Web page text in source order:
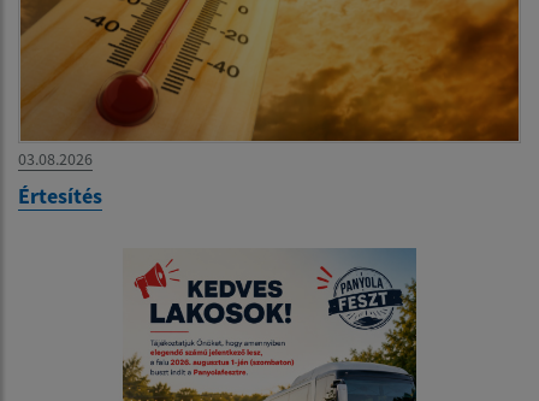
03.08.2026
Értesítés